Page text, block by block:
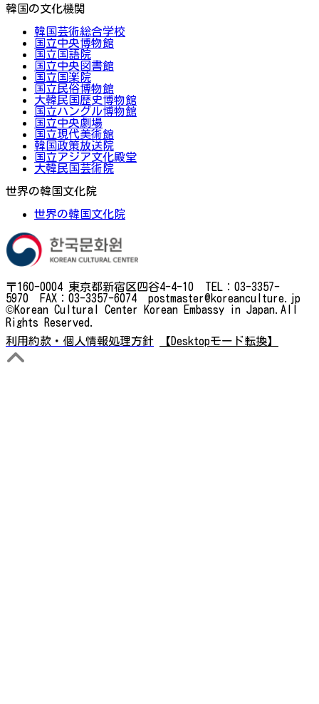
韓国の文化機関
韓国芸術総合学校
国立中央博物館
国立国語院
国立中央図書館
国立国楽院
国立民俗博物館
大韓民国歴史博物館
国立ハングル博物館
国立中央劇場
国立現代美術館
韓国政策放送院
国立アジア文化殿堂
大韓民国芸術院
世界の韓国文化院
世界の韓国文化院
〒160-0004 東京都新宿区四谷4-4-10 TEL：03-3357-
5970 FAX：03-3357-6074 postmaster@koreanculture.jp
©Korean Cultural Center Korean Embassy in Japan.All
Rights Reserved.
利用約款・個人情報処理方針
【Desktopモード転換】